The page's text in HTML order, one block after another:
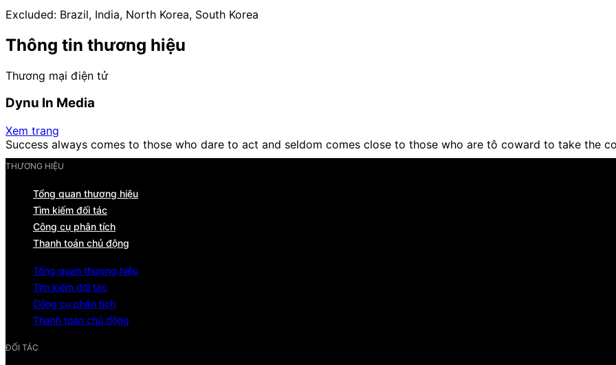
Excluded: Brazil, India, North Korea, South Korea
Thông tin thương hiệu
Thương mại điện tử
Dynu In Media
Xem trang
Success always comes to those who dare to act and seldom comes close to those who are tô coward to take the
THƯƠNG HIỆU
Tổng quan thương hiệu
Tìm kiếm đối tác
Công cụ phân tích
Thanh toán chủ động
Tổng quan thương hiệu
Tìm kiếm đối tác
Công cụ phân tích
Thanh toán chủ động
ĐỐI TÁC